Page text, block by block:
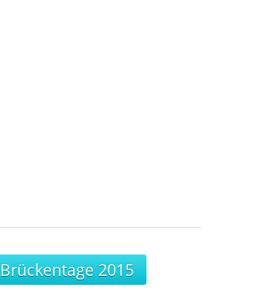
Brückentage 2015